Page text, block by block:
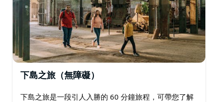
下島之旅（無障礙）
下島之旅是一段引人入勝的 60 分鐘旅程，可帶您了解